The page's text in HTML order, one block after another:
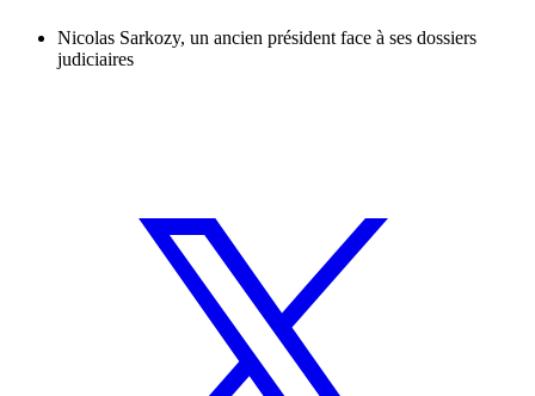
Nicolas Sarkozy, un ancien président face à ses dossiers
judiciaires